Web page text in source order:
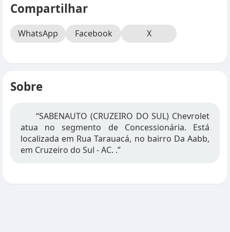
Compartilhar
WhatsApp Facebook X
Sobre
“SABENAUTO (CRUZEIRO DO SUL) Chevrolet
atua no segmento de Concessionária. Está
localizada em Rua Tarauacá, no bairro Da Aabb,
em Cruzeiro do Sul - AC. .”